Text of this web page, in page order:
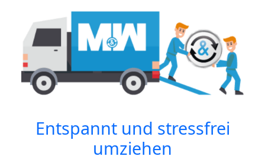
Entspannt und stressfrei
umziehen